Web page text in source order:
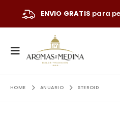
ENVIO GRATIS para
HOME ANUARIO STEROID